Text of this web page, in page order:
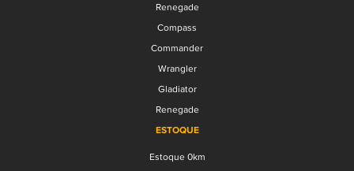
Renegade
Compass
Commander
Wrangler
Gladiator
Renegade
ESTOQUE
Estoque 0km